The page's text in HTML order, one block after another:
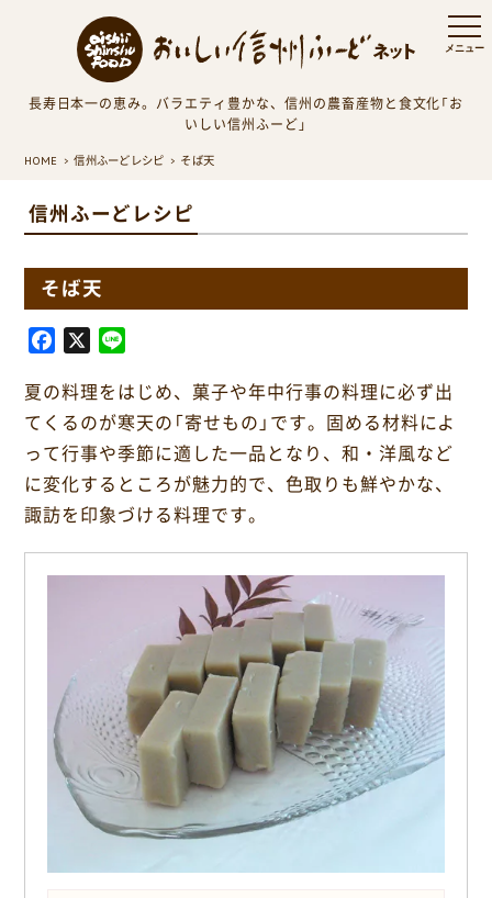
長寿日本一の恵み。バラエティ豊かな、信州の農畜産物と食文化「お
いしい信州ふーど」
HOME 信州ふーどレシピ そば天
信州ふーどレシピ
そば天
c
e
b
o
o
k
X
n
e
夏の料理をはじめ、菓子や年中行事の料理に必ず出
てくるのが寒天の「寄せもの」です。固める材料によ
って行事や季節に適した一品となり、和・洋風など
に変化するところが魅力的で、色取りも鮮やかな、
諏訪を印象づける料理です。